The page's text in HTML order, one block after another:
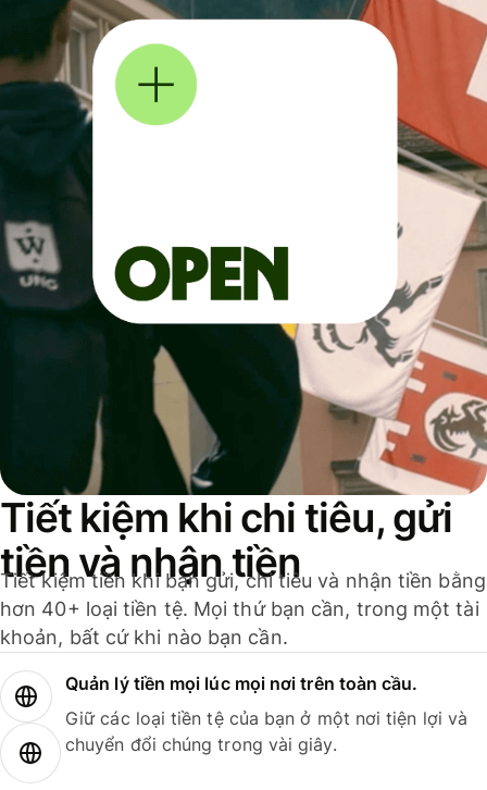
Tiết kiệm khi chi tiêu, gửi
tiền và nhận tiền
Tiết kiệm tiền khi bạn gửi, chi tiêu và nhận tiền bằng
hơn 40+ loại tiền tệ. Mọi thứ bạn cần, trong một tài
khoản, bất cứ khi nào bạn cần.
Quản lý tiền mọi lúc mọi nơi trên toàn cầu.
Giữ các loại tiền tệ của bạn ở một nơi tiện lợi và
chuyển đổi chúng trong vài giây.